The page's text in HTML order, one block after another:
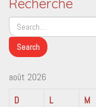
Recherche
août 2026
D
L M